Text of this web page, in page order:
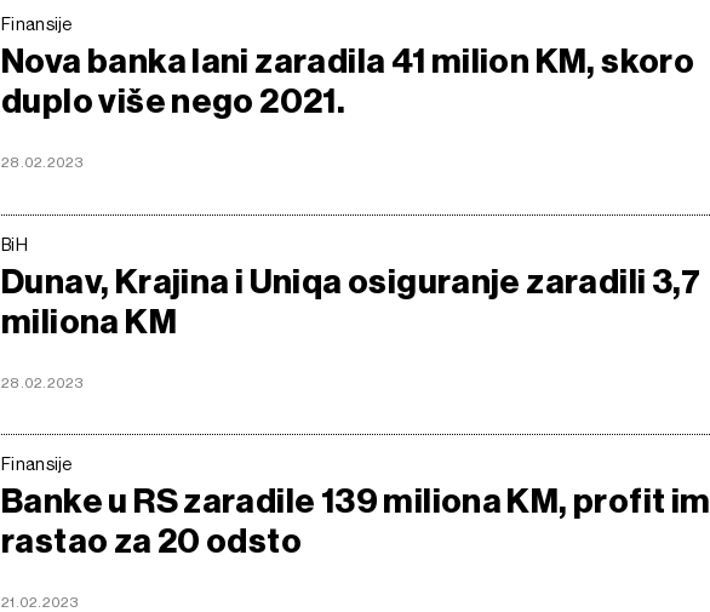
Finansije
Nova banka lani zaradila 41 milion KM, skoro
duplo više nego 2021.
28.02.2023
BiH
Dunav, Krajina i Uniqa osiguranje zaradili 3,7
miliona KM
28.02.2023
Finansije
Banke u RS zaradile 139 miliona KM, profit im
rastao za 20 odsto
21.02.2023